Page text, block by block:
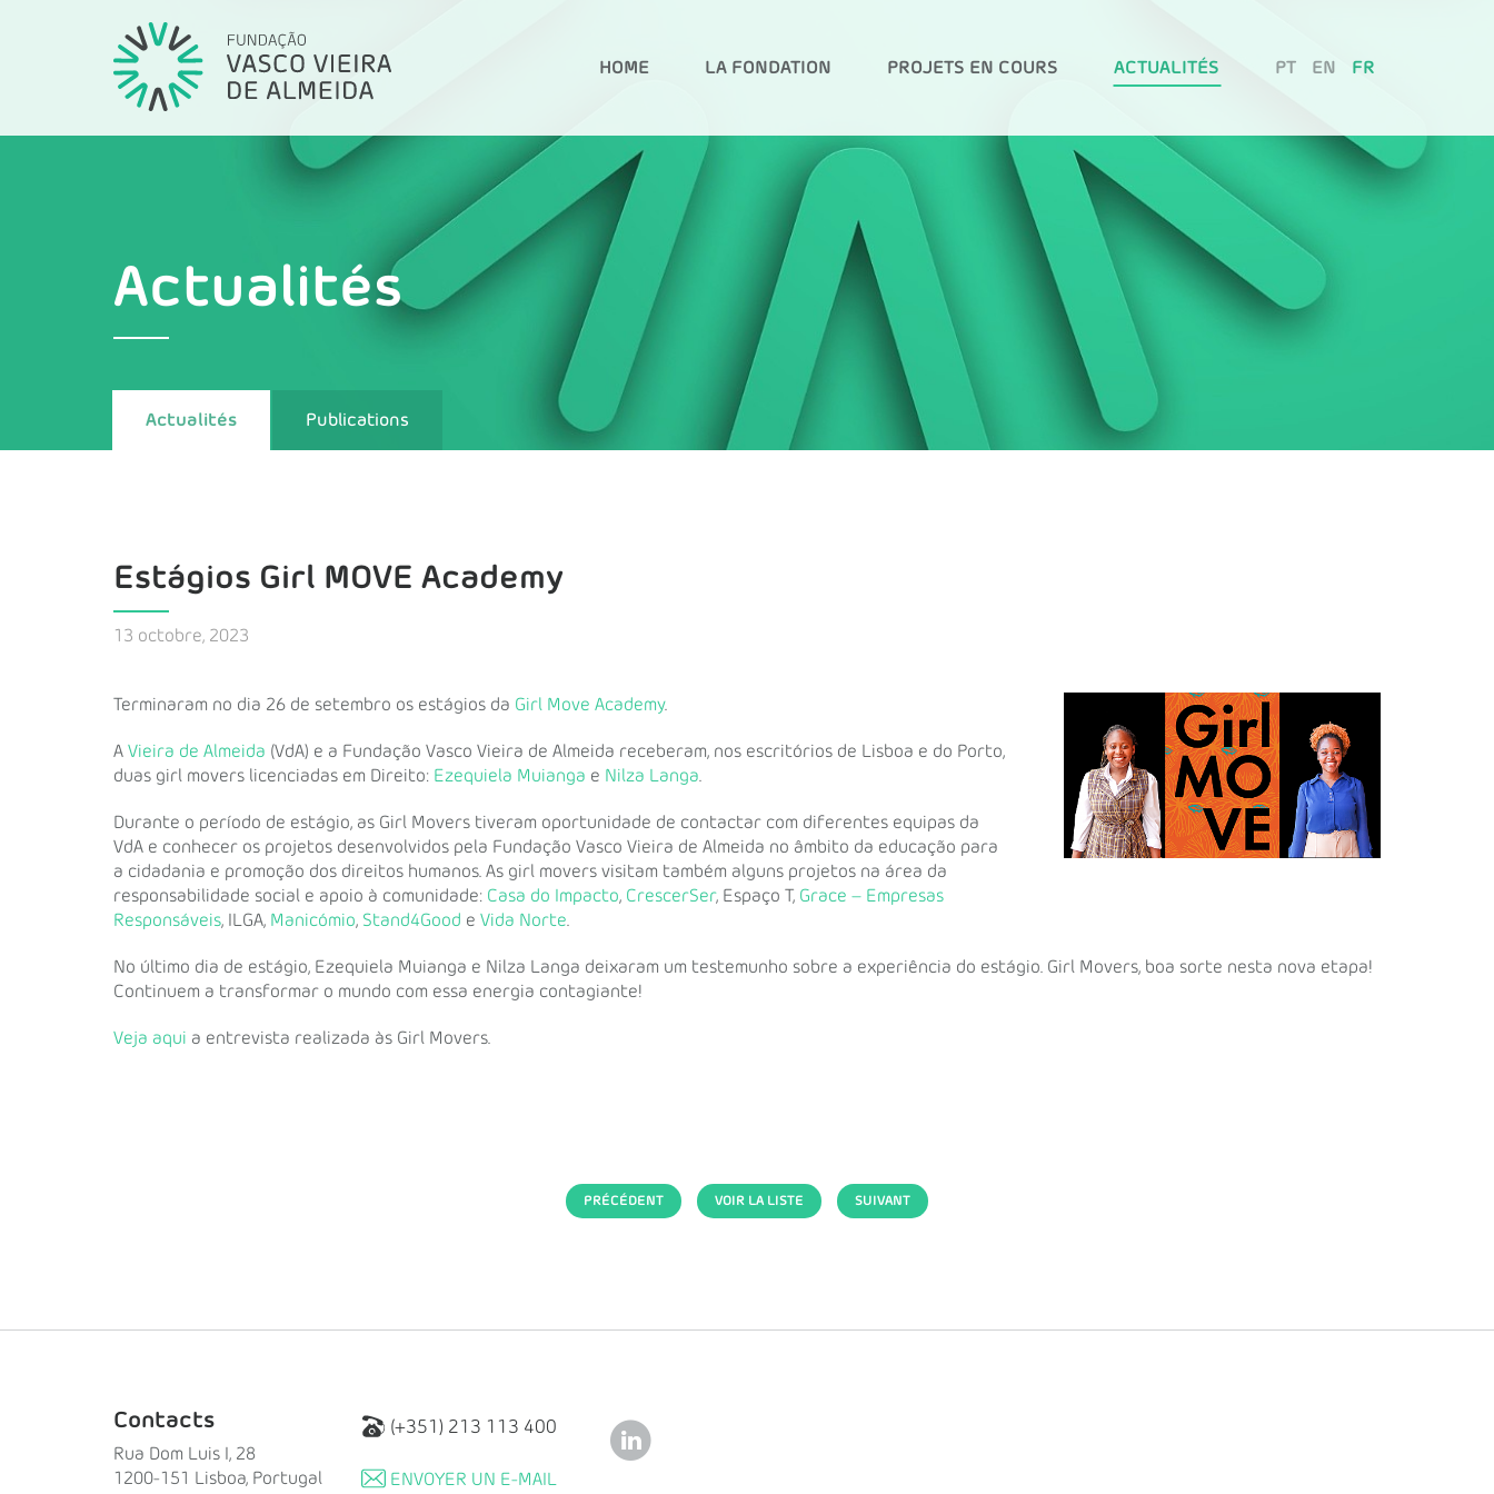
HOME LA FONDATION PROJETS EN COURS ACTUALITÉS PT EN FR
Actualités
Actualités Publications
Estágios Girl MOVE Academy
13 octobre, 2023
Terminaram no dia 26 de setembro os estágios da Girl Move Academy.
A Vieira de Almeida (VdA) e a Fundação Vasco Vieira de Almeida receberam, nos escritórios de Lisboa e do Porto,
duas girl movers licenciadas em Direito: Ezequiela Muianga e Nilza Langa
Durante o período de estágio, as Girl Movers tiveram oportunidade de contactar com diferentes equipas da
VdA e conhecer os projetos desenvolvidos pela Fundação Vasco Vieira de Almeida no âmbito da educação para
a cidadania e promoção dos direitos humanos. As girl movers visitam também alguns projetos na área da
responsabilidade social e apoio à comunidade: Casa do Impacto, CrescerSer, Espaço T, Grace – Empresas
Responsáveis, ILGA, Manicómio, Stand4Good e Vida Norte
No último dia de estágio, Ezequiela Muianga e Nilza Langa deixaram um testemunho sobre a experiência do estágio. Girl Movers, boa sorte nesta nova etapa!
Continuem a transformar o mundo com essa energia contagiante!
Veja aqui a entrevista realizada às Girl Movers.
PRÉCÉDENT VOIR LA LISTE SUIVANT
Contacts
Rua Dom Luis I, 28
1200-151 Lisboa, Portugal
(+351) 213 113 400
ENVOYER UN E-MAIL